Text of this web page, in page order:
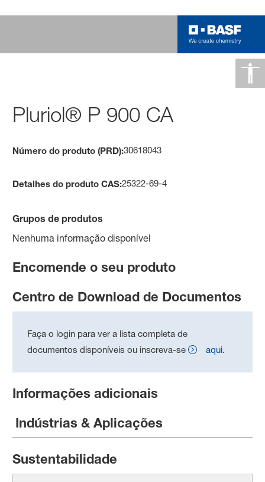
Pluriol® P 900 CA
Número do produto (PRD):30618043
Detalhes do produto CAS:25322-69-4
Grupos de produtos
Nenhuma informação disponível
Encomende o seu produto
Centro de Download de Documentos
Faça o login para ver a lista completa de
documentos disponíveis ou inscreva-se
aqui.
Informações adicionais
Indústrias & Aplicações
Sustentabilidade